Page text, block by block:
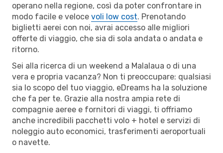
operano nella regione, così da poter confrontare in
modo facile e veloce voli low cost. Prenotando
biglietti aerei con noi, avrai accesso alle migliori
offerte di viaggio, che sia di sola andata o andata e
ritorno.
Sei alla ricerca di un weekend a Malalaua o di una
vera e propria vacanza? Non ti preoccupare: qualsiasi
sia lo scopo del tuo viaggio, eDreams ha la soluzione
che fa per te. Grazie alla nostra ampia rete di
compagnie aeree e fornitori di viaggi, ti offriamo
anche incredibili pacchetti volo + hotel e servizi di
noleggio auto economici, trasferimenti aeroportuali
o navette.